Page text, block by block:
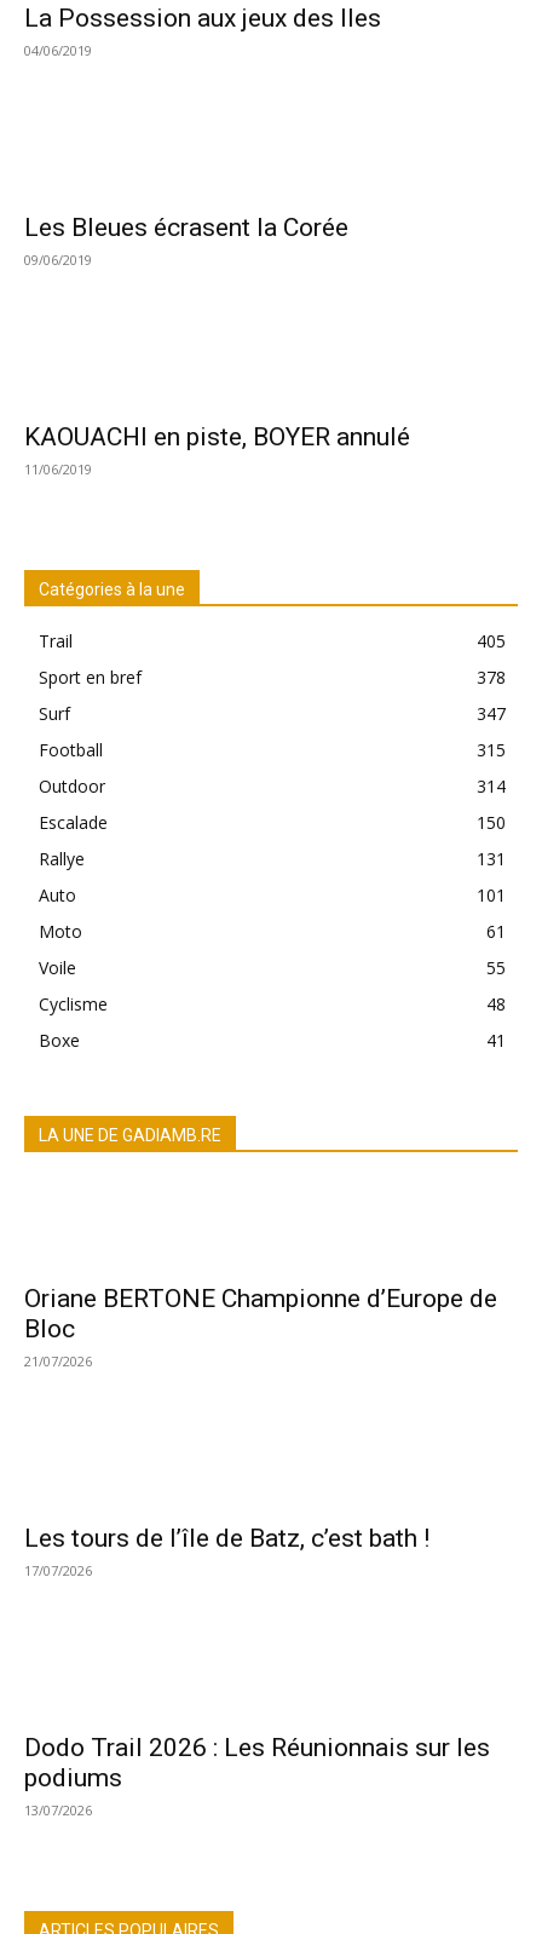
La Possession aux jeux des Iles
04/06/2019
Les Bleues écrasent la Corée
09/06/2019
KAOUACHI en piste, BOYER annulé
11/06/2019
Catégories à la une
Trail
405
Sport en bref
378
Surf
347
Football
315
Outdoor
314
Escalade
150
Rallye
131
Auto
101
Moto
61
Voile
55
Cyclisme
48
Boxe
41
LA UNE DE GADIAMB.RE
Oriane BERTONE Championne d’Europe de
Bloc
21/07/2026
Les tours de l’île de Batz, c’est bath !
17/07/2026
Dodo Trail 2026 : Les Réunionnais sur les
podiums
13/07/2026